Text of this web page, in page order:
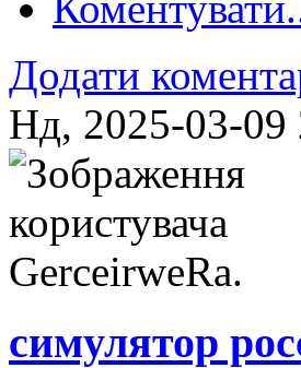
Додати
Нд, 2025-03-09
симулятор